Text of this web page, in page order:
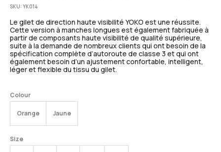
SKU:YK014
Le gilet de direction haute visibilité YOKO est une réussite.
Cette version à manches longues est également fabriquée à
partir de composants haute visibilité de qualité supérieure,
suite à la demande de nombreux clients qui ont besoin de la
spécification complète d’autoroute de classe 3 et qui ont
également besoin d’un ajustement confortable, intelligent,
léger et flexible du tissu du gilet.
Colour
Orange Jaune
Size